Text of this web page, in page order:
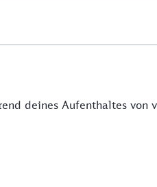
deines Aufenthaltes von